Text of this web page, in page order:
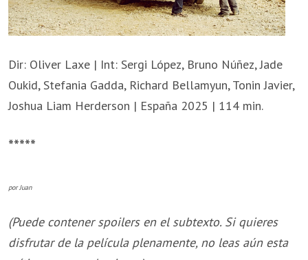
Dir: Oliver Laxe | Int: Sergi López, Bruno Núñez, Jade
Oukid, Stefania Gadda, Richard Bellamyun, Tonin Javier,
Joshua Liam Herderson | España 2025 | 114 min.
*****
por Juan
(Puede contener spoilers en el subtexto. Si quieres
disfrutar de la película plenamente, no leas aún esta